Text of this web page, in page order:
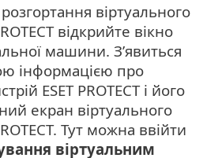
віртуального
відкрийте вікно
машини. З’явиться
інформацією про
ESET PROTECT і його
екран віртуального
Тут можна ввійти
віртуальним